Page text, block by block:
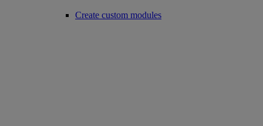
Create custom modules